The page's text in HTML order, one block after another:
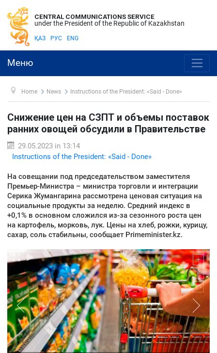
CENTRAL COMMUNICATIONS SERVICE
under the President of the Republic of Kazakhstan
ҚАЗ РУС ENG
Меню
Home News Instructions of the President: «Said - Done»
Снижение цен на СЗПТ и объемы поставок
ранних овощей обсудили в Правительстве
29.05.2023 in 13:14
Instructions of the President: «Said - Done»
На совещании под председательством заместителя
Премьер-Министра – министра торговли и интеграции
Серика Жумангарина рассмотрена ценовая ситуация на
социальные продукты за неделю. Средний индекс в
+0,1% в основном сложился из-за сезонного роста цен
на картофель, морковь, лук. Цены на хлеб, рожки, курицу,
сахар, соль стабильны, сообщает Primeminister.kz.